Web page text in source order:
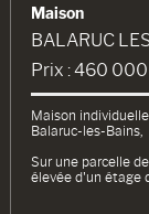
Maison
BALARUC
Prix : 460
Maison
Balaruc-les-Bains,
Sur une parcelle
élevée d'un étage